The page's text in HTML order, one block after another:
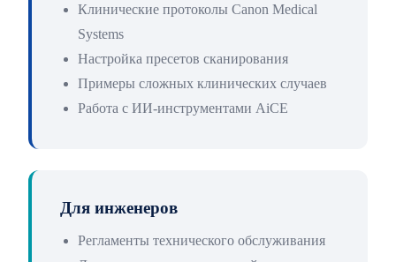
Клинические протоколы Canon Medical
Systems
Настройка пресетов сканирования
Примеры сложных клинических случаев
Работа с ИИ-инструментами AiCE
Для инженеров
Регламенты технического обслуживания